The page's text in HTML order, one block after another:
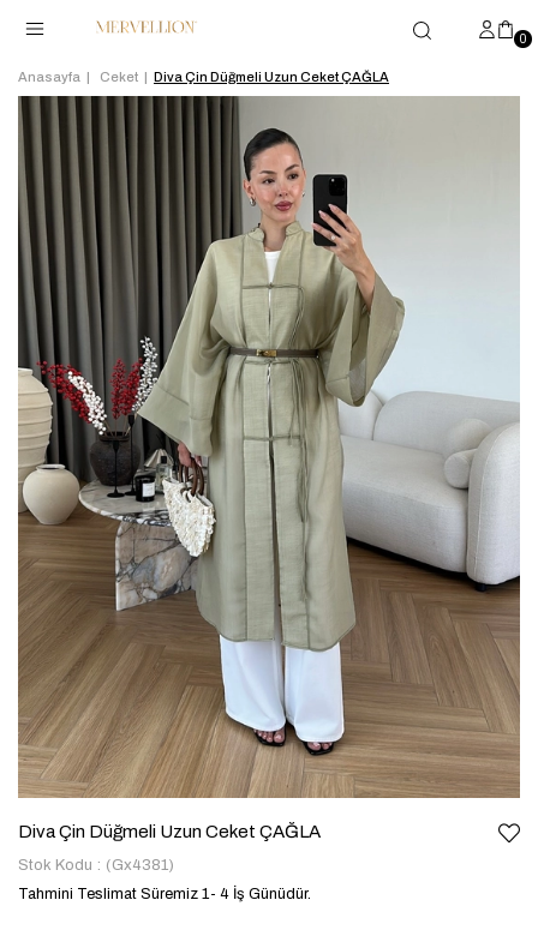
0
Anasayfa Ceket Diva Çin Düğmeli Uzun Ceket ÇAĞLA
Diva Çin Düğmeli Uzun Ceket ÇAĞLA
Stok Kodu
(Gx4381)
Tahmini Teslimat Süremiz 1- 4 İş Günüdür.